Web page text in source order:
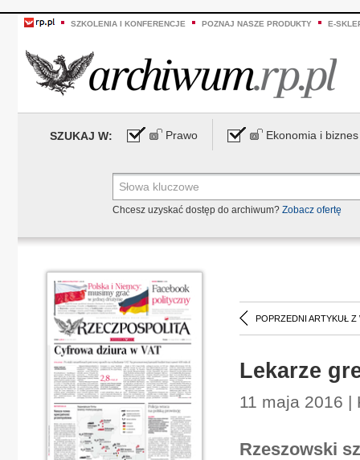
SZKOLENIA I KONFERENCJE POZNAJ NASZE PRODUKTY E-
SZUKAJ W: Prawo Ekonomia i biznes
Chcesz uzyskać dostęp do archiwum? Zobacz ofertę
POPRZEDNI ARTYKUŁ Z
Lekarze
11 maja 2016 |
Rzeszowski